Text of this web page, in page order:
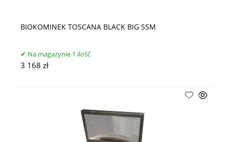
BIOKOMINEK TOSCANA BLACK BIG SSM
Na magazynie 1 ilošč
3 168 zł